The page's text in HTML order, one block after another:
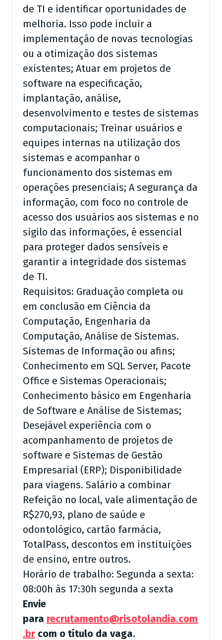
de TI e identificar oportunidades de
melhoria. Isso pode incluir a
implementação de novas tecnologias
ou a otimização dos sistemas
existentes; Atuar em projetos de
software na especificação,
implantação, análise,
desenvolvimento e testes de sistemas
computacionais; Treinar usuários e
equipes internas na utilização dos
sistemas e acompanhar o
funcionamento dos sistemas em
operações presenciais; A segurança da
informação, com foco no controle de
acesso dos usuários aos sistemas e no
sigilo das informações, é essencial
para proteger dados sensíveis e
garantir a integridade dos sistemas
de TI.
Requisitos: Graduação completa ou
em conclusão em Ciência da
Computação, Engenharia da
Computação, Análise de Sistemas.
Sistemas de Informação ou afins;
Conhecimento em SQL Server, Pacote
Office e Sistemas Operacionais;
Conhecimento básico em Engenharia
de Software e Análise de Sistemas;
Desejável experiência com o
acompanhamento de projetos de
software e Sistemas de Gestão
Empresarial (ERP); Disponibilidade
para viagens. Salário a combinar
Refeição no local, vale alimentação de
R$270,93, plano de saúde e
odontológico, cartão farmácia,
TotalPass, descontos em instituições
de ensino, entre outros.
Horário de trabalho: Segunda a sexta:
08:00h às 17:30h segunda a sexta
Envie
para recrutamento@risotolandia.com
.br com o título da vaga.